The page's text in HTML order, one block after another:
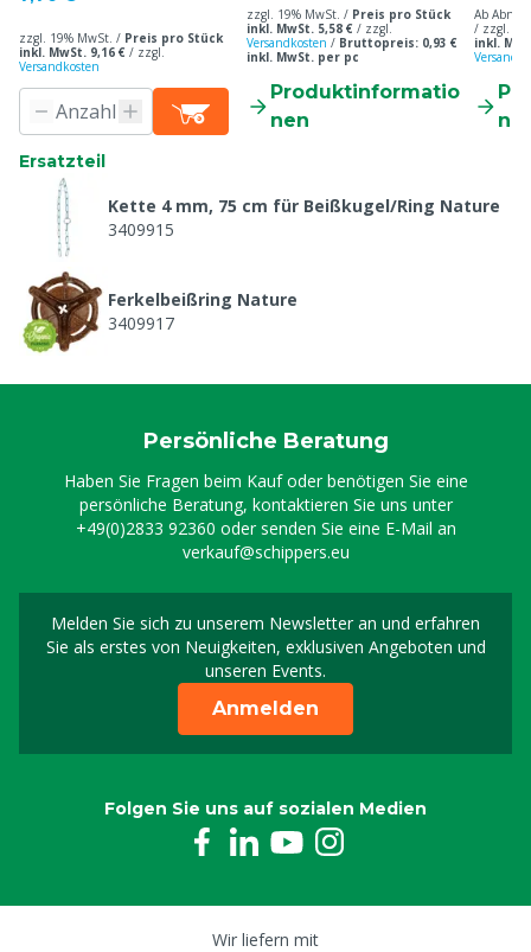
zzgl. 19% MwSt. / Preis pro Stück
inkl. MwSt. 9,16 € / zzgl.
Versandkosten
zzgl. 19% MwSt. / Preis pro Stück
inkl. MwSt. 5,58 € / zzgl.
Versandkosten / Bruttopreis: 0,93 €
inkl. MwSt. per pc
Produktinformatio
nen
Ab
/ zzgl.
inkl.
Ersatzteil
Kette 4 mm, 75 cm für Beißkugel/Ring Nature
3409915
Ferkelbeißring Nature
3409917
Persönliche Beratung
Haben Sie Fragen beim Kauf oder benötigen Sie eine
persönliche Beratung, kontaktieren Sie uns unter
+49(0)2833 92360 oder senden Sie eine E-Mail an
verkauf@schippers.eu
Melden Sie sich zu unserem Newsletter an und erfahren
Sie als erstes von Neuigkeiten, exklusiven Angeboten und
unseren Events.
Melden Sie sich für
Anmelden
Folgen Sie uns auf sozialen Medien
Wir liefern mit